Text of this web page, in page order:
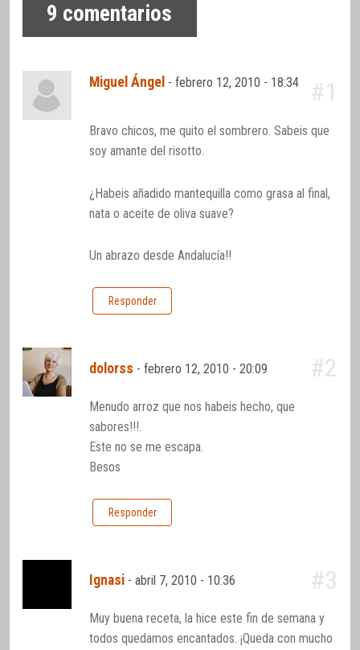
9 comentarios
Miguel Ángel -febrero 12, 2010 - 18:34 #1
Bravo chicos, me quito el sombrero. Sabeis que
soy amante del risotto.
¿Habeis añadido mantequilla como grasa al final,
nata o aceite de oliva suave?
Un abrazo desde Andalucía!!
Responder
dolorss -febrero 12, 2010 - 20:09 #2
Menudo arroz que nos habeis hecho, que
sabores!!!.
Este no se me escapa.
Besos
Responder
Ignasi -abril 7, 2010 - 10:36 #3
Muy buena receta, la hice este fin de semana y
todos quedamos encantados. ¡Queda con mucho